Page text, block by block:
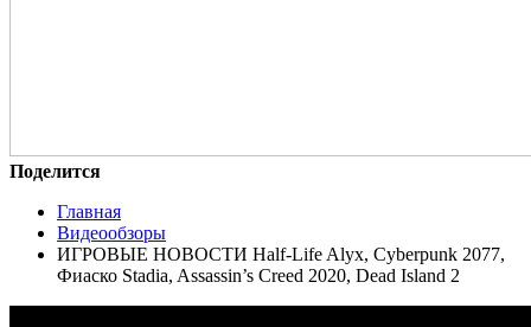
Поделится
Главная
Видеообзоры
ИГРОВЫЕ НОВОСТИ Half-Life Alyx, Cyberpunk 2077,
Фиаско Stadia, Assassin’s Creed 2020, Dead Island 2